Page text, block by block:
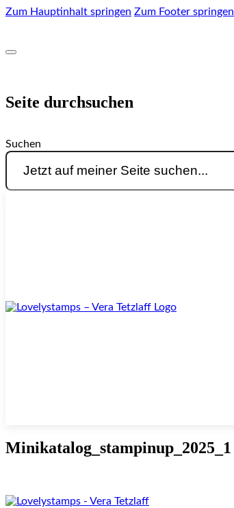
Zum Hauptinhalt springen Zum Footer springen
Seite durchsuchen
Suchen
Minikatalog_stampinup_2025_1